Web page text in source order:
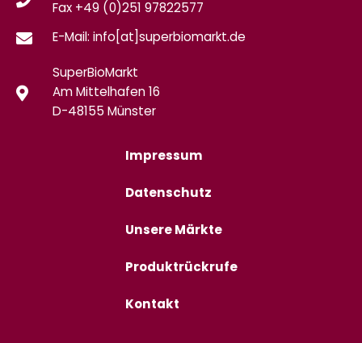
Fax +49 (0)251 97822577
E-Mail: info[at]superbiomarkt.de
SuperBioMarkt
Am Mittelhafen 16
D-48155 Münster
Impressum
Datenschutz
Unsere Märkte
Produktrückrufe
Kontakt